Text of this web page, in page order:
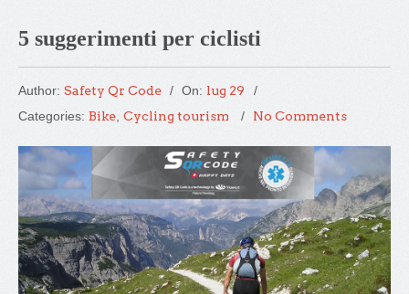
5 suggerimenti per ciclisti
Author: Safety Qr Code On: lug 29
Categories: Bike Cycling tourism No Comments